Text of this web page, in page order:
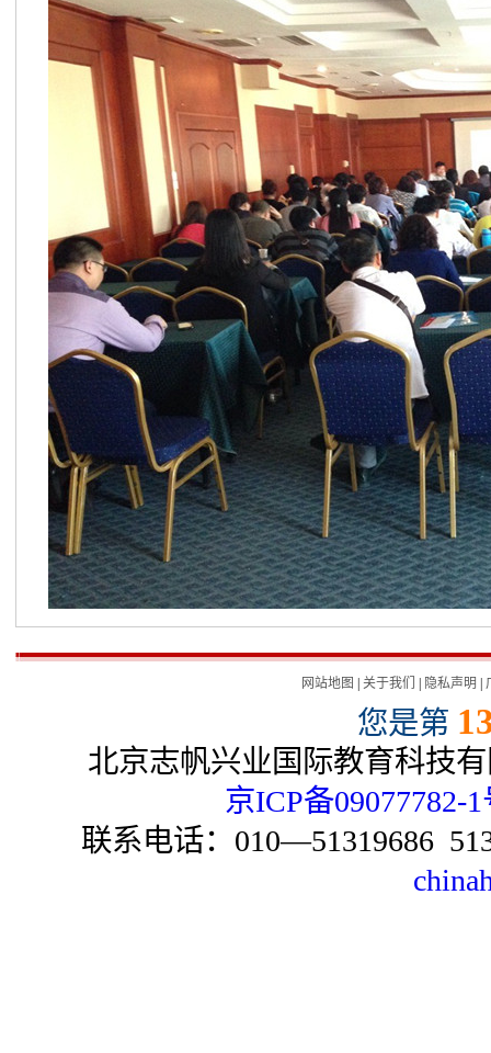
网站地图 关于我们 隐私声明
您是第
北京志帆兴业国际教育科技
京ICP备09077782-1
联系电话：010—51319686